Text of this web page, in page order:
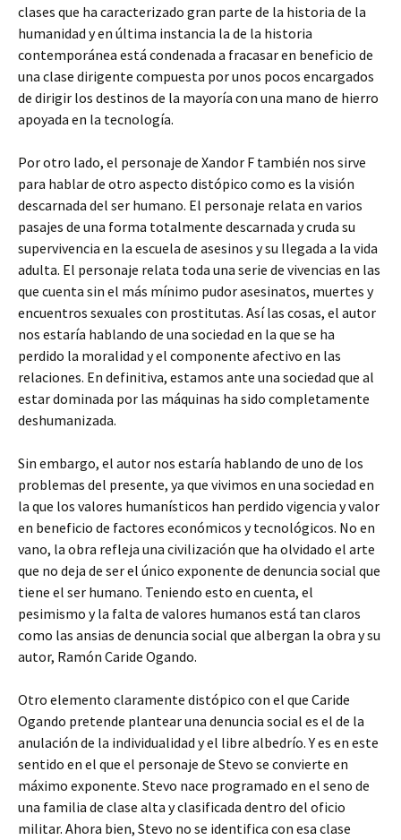
clases que ha caracterizado gran parte de la historia de la
humanidad y en última instancia la de la historia
contemporánea está condenada a fracasar en beneficio de
una clase dirigente compuesta por unos pocos encargados
de dirigir los destinos de la mayoría con una mano de hierro
apoyada en la tecnología.
Por otro lado, el personaje de Xandor F también nos sirve
para hablar de otro aspecto distópico como es la visión
descarnada del ser humano. El personaje relata en varios
pasajes de una forma totalmente descarnada y cruda su
supervivencia en la escuela de asesinos y su llegada a la vida
adulta. El personaje relata toda una serie de vivencias en las
que cuenta sin el más mínimo pudor asesinatos, muertes y
encuentros sexuales con prostitutas. Así las cosas, el autor
nos estaría hablando de una sociedad en la que se ha
perdido la moralidad y el componente afectivo en las
relaciones. En definitiva, estamos ante una sociedad que al
estar dominada por las máquinas ha sido completamente
deshumanizada.
Sin embargo, el autor nos estaría hablando de uno de los
problemas del presente, ya que vivimos en una sociedad en
la que los valores humanísticos han perdido vigencia y valor
en beneficio de factores económicos y tecnológicos. No en
vano, la obra refleja una civilización que ha olvidado el arte
que no deja de ser el único exponente de denuncia social que
tiene el ser humano. Teniendo esto en cuenta, el
pesimismo y la falta de valores humanos está tan claros
como las ansias de denuncia social que albergan la obra y su
autor, Ramón Caride Ogando.
Otro elemento claramente distópico con el que Caride
Ogando pretende plantear una denuncia social es el de la
anulación de la individualidad y el libre albedrío. Y es en este
sentido en el que el personaje de Stevo se convierte en
máximo exponente. Stevo nace programado en el seno de
una familia de clase alta y clasificada dentro del oficio
militar. Ahora bien, Stevo no se identifica con esa clase